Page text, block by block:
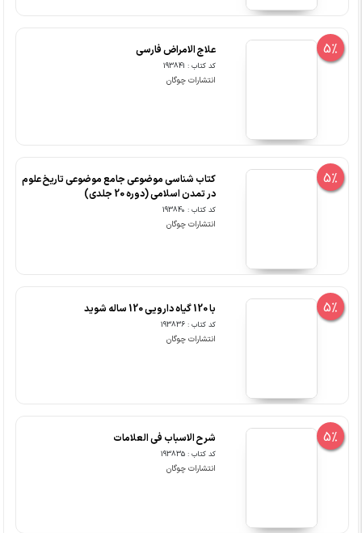
5% علاج الامراض فارسی
کد کتاب : 193841
انتشارات چوگان
5%
کتاب شناسی موضوعی جامع موضوعی تاریخ علوم
در تمدن اسلامی (دوره 20 جلدی)
کد کتاب : 193840
انتشارات چوگان
5% با 120 گیاه دارویی 120 ساله شوید
کد کتاب : 193836
انتشارات چوگان
5% شرح الاسباب فی العلامات
کد کتاب : 193835
انتشارات چوگان